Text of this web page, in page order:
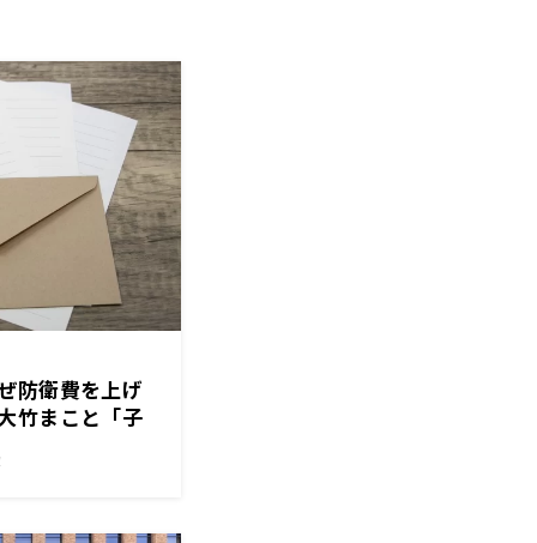
防衛費を上げ
竹まこと「子